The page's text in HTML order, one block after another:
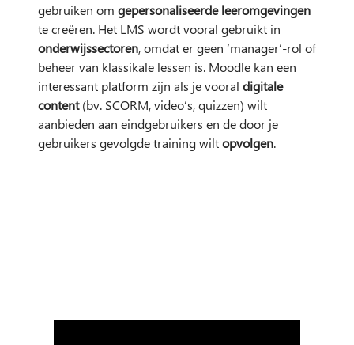
gebruiken om gepersonaliseerde leeromgevingen
te creëren. Het LMS wordt vooral gebruikt in
onderwijssectoren, omdat er geen ‘manager’-rol of
beheer van klassikale lessen is. Moodle kan een
interessant platform zijn als je vooral digitale
content(bv. SCORM, video’s, quizzen) wilt
aanbieden aan eindgebruikers en de door je
gebruikers gevolgde training wiltopvolgen.